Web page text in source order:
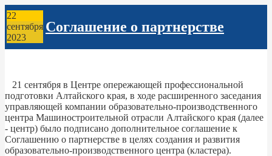
22
сентября
2023
Соглашение о партнерстве
21 сентября в Центре опережающей профессиональной
подготовки Алтайского края, в ходе расширенного заседания
управляющей компании образовательно-производственного
центра Машиностроительной отрасли Алтайского края (далее
- центр) было подписано дополнительное соглашение к
Соглашению о партнерстве в целях создания и развития
образовательно-производственного центра (кластера).